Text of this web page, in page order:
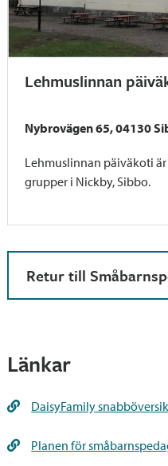
Lehmuslinnan
Nybrovägen 65, 04130
Lehmuslinnan päiväkoti
grupper i Nickby, Sibbo.
Retur till
Länkar
DaisyFamily
Planen för